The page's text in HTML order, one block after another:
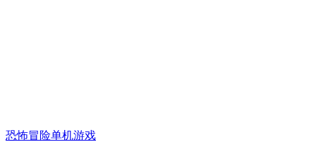
恐怖冒险单机游戏